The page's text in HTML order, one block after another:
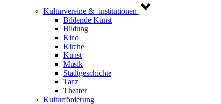
Kulturvereine & -institutionen
Bildende Kunst
Bildung
Kino
Kirche
Kunst
Musik
Stadtgeschichte
Tanz
Theater
Kulturförderung